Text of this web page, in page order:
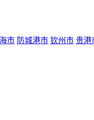
市 防城港市 钦州市 贵港